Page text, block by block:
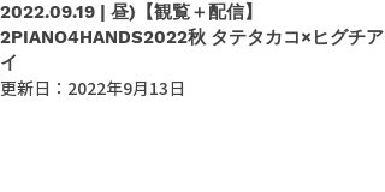
2022.09.19 | 昼)【観覧＋配信】
2PIANO4HANDS2022秋 タテタカコ×ヒグチア
イ
更新日： 2022年9月13日